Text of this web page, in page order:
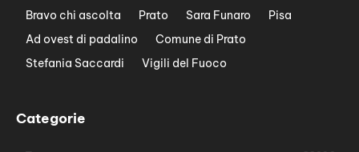
Bravo chi ascolta
Prato Sara Funaro
Pisa
Ad ovest di padalino
Comune di Prato
Stefania Saccardi
Vigili del Fuoco
Categorie